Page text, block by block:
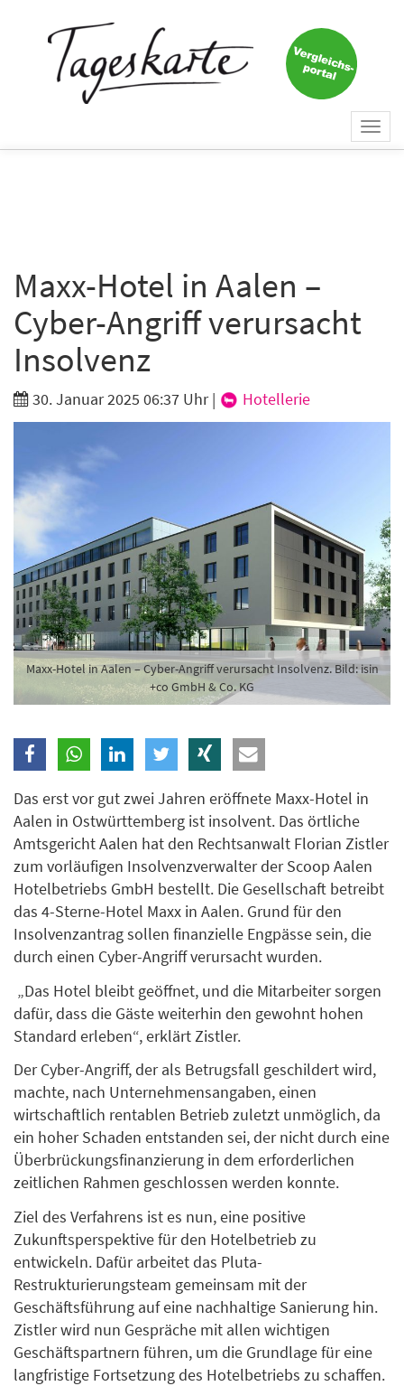
Maxx-Hotel in Aalen –
Cyber-Angriff verursacht
Insolvenz
30. Januar 2025 06:37 Uhr| Hotellerie
Maxx-Hotel in Aalen – Cyber-Angriff verursacht Insolvenz. Bild: isin
+co GmbH & Co. KG
Das erst vor gut zwei Jahren eröffnete Maxx-Hotel in
Aalen in Ostwürttemberg ist insolvent. Das örtliche
Amtsgericht Aalen hat den Rechtsanwalt Florian Zistler
zum vorläufigen Insolvenzverwalter der Scoop Aalen
Hotelbetriebs GmbH bestellt. Die Gesellschaft betreibt
das 4-Sterne-Hotel Maxx in Aalen. Grund für den
Insolvenzantrag sollen finanzielle Engpässe sein, die
durch einen Cyber-Angriff verursacht wurden.
„Das Hotel bleibt geöffnet, und die Mitarbeiter sorgen
dafür, dass die Gäste weiterhin den gewohnt hohen
Standard erleben“, erklärt Zistler.
Der Cyber-Angriff, der als Betrugsfall geschildert wird,
machte, nach Unternehmensangaben, einen
wirtschaftlich rentablen Betrieb zuletzt unmöglich, da
ein hoher Schaden entstanden sei, der nicht durch eine
Überbrückungsfinanzierung in dem erforderlichen
zeitlichen Rahmen geschlossen werden konnte.
Ziel des Verfahrens ist es nun, eine positive
Zukunftsperspektive für den Hotelbetrieb zu
entwickeln. Dafür arbeitet das Pluta-
Restrukturierungsteam gemeinsam mit der
Geschäftsführung auf eine nachhaltige Sanierung hin.
Zistler wird nun Gespräche mit allen wichtigen
Geschäftspartnern führen, um die Grundlage für eine
langfristige Fortsetzung des Hotelbetriebs zu schaffen.
Keine Nachricht mehr
verpassen!
E-Mail*
Branche
Ich möchte folgende Newsletter erhalten
Tageskarte-Newsletter (gegen 8.30 Uhr)
Ich habe dieDatenschutzerklärungzur Kenntnis
genommen.
Anmelden Danke, heute nicht